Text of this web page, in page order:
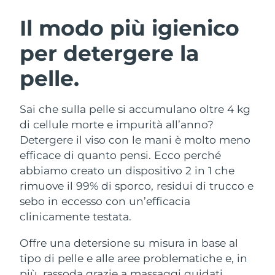
Il modo più igienico
per detergere la
pelle.
Sai che sulla pelle si accumulano oltre 4 kg
di cellule morte e impurità all’anno?
Detergere il viso con le mani è molto meno
efficace di quanto pensi. Ecco perché
abbiamo creato un dispositivo 2 in 1 che
rimuove il 99% di sporco, residui di trucco e
sebo in eccesso con un’efficacia
clinicamente testata.
Offre una detersione su misura in base al
tipo di pelle e alle aree problematiche e, in
Detersione viso
Anti-aging massage
LUNA™ 4 Plus
Massage, LED heating
LUNA™ 4 Men
Microcurrent toning
BEAR™ 2 go
Microcurrent toning on-the-go
BEAR™ 2 eyes & lips
Idratazione
UFO™ 3 pacchetto
Deep facial hydration
Near-infrared and red light therapy
device
Igiene orale
issa™ 4
Hybrid silicone sonic toothbrush
Smart hybrid silicone sonic toothbrush
TRATTAMENTI ANTI-AGE FAQ™
Anti-age Trattamenti LED
Austria Consegna stimata
Bahrein Consegna stimata
Belgio
Bermuda Consegna stimata 8/18/26
Bosnia ed
Erzegovina
Consegna stimata8/15/26
Brunei Consegna stimata8/17/26
Bulgaria Consegna stimata
Cile Consegna stimata8/16/26